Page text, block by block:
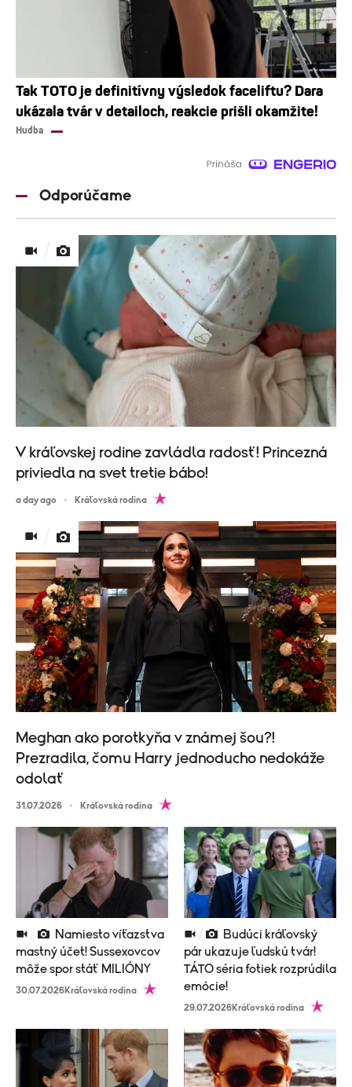
Tak TOTO je definitívny výsledok faceliftu? Dara
ukázala tvár v detailoch, reakcie prišli okamžite!
Hudba
Odporúčame
V kráľovskej rodine zavládla radosť! Princezná
priviedla na svet tretie bábo!
a day ago Kráľovská rodina
Meghan ako porotkyňa v známej šou?!
Prezradila, čomu Harry jednoducho nedokáže
odolať
31.07.2026 Kráľovská rodina
mastný účet! Sussexovcov
môže spor stáť MILIÓNY
30.07.2026Kráľovská rodina
pár ukazuje ľudskú tvár!
TÁTO séria fotiek rozprúdila
emócie!
29.07.2026Kráľovská rodina